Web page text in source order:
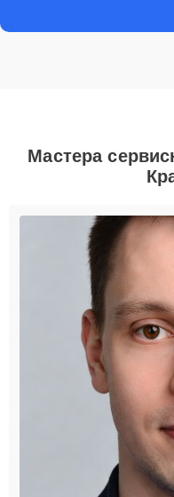
Мастера